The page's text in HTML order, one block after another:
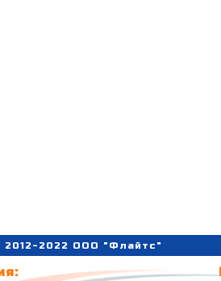
2012-2022 ООО "Флайтс"